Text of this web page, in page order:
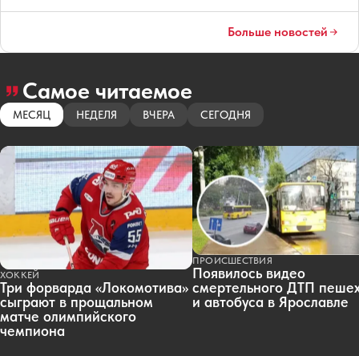
Больше новостей
Самое читаемое
МЕСЯЦ НЕДЕЛЯ ВЧЕРА СЕГОДНЯ
ХОККЕЙ
Три форварда «Локомотива»
сыграют в прощальном
матче олимпийского
чемпиона
ПРОИСШЕСТВИЯ
Появилось видео
смертельного ДТП
и автобуса в Ярославле